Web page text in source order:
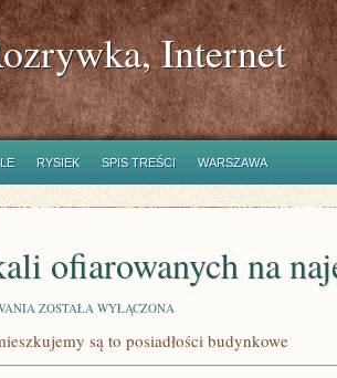
Internet
RYSIEK SPIS TREŚCI WARSZAWA
ofiarowanych na
WŚRÓD
OFIAROWANYCH
NA
ZOSTAŁA WYŁĄCZONA
są to posiadłości budynkowe